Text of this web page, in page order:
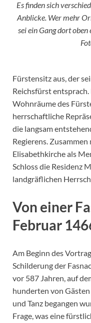
Es finden sich
Anblicke. Wer mehr
sei ein Gang dort
Fürstensitz aus, der
Reichsfürst
Wohnräume des
herrschaftliche
die langsam
Regierens.
Elisabethkirche als
Schloss die Residenz
landgräflichen
Von einer
Februar
Am Beginn des
Schilderung der
vor 587 Jahren, auf
hunderten von
und Tanz begangen
Frage, was eine